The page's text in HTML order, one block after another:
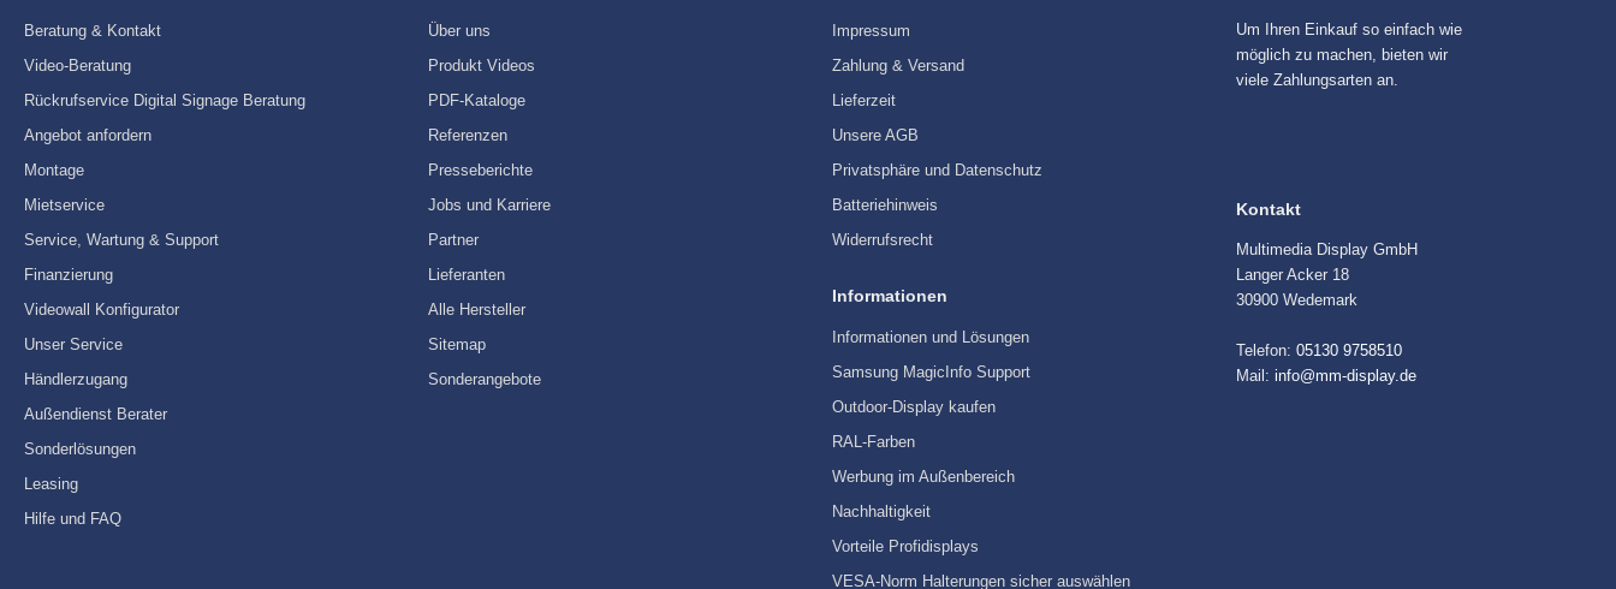
Beratung & Kontakt
Video-Beratung
Rückrufservice Digital Signage Beratung
Angebot anfordern
Montage
Mietservice
Service, Wartung & Support
Finanzierung
Videowall Konfigurator
Unser Service
Händlerzugang
Außendienst Berater
Sonderlösungen
Leasing
Hilfe und FAQ
Über uns
Produkt Videos
PDF-Kataloge
Referenzen
Presseberichte
Jobs und Karriere
Partner
Lieferanten
Alle Hersteller
Sitemap
Sonderangebote
Impressum
Zahlung & Versand
Lieferzeit
Unsere AGB
Privatsphäre und Datenschutz
Batteriehinweis
Widerrufsrecht
Informationen
Informationen und Lösungen
Samsung MagicInfo Support
Outdoor-Display kaufen
RAL-Farben
Werbung im Außenbereich
Nachhaltigkeit
Vorteile Profidisplays
VESA-Norm Halterungen sicher auswählen
Um Ihren Einkauf so einfach wie
möglich zu machen, bieten wir
viele Zahlungsarten an.
Kontakt
Multimedia Display GmbH
Langer Acker 18
30900 Wedemark
Telefon: 05130 9758510
Mail: info@mm-display.de